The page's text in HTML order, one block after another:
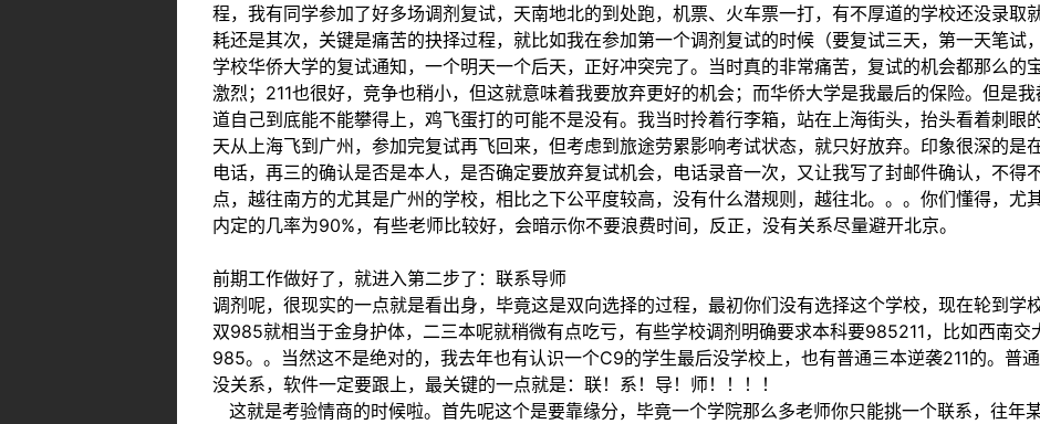
程，我有同学参加了好多场调剂复试，天南地北的到处跑，机票、火车票一打，有不厚道的学校还没录取
耗还是其次，关键是痛苦的抉择过程，就比如我在参加第一个调剂复试的时候（要复试三天，第一天笔试
学校华侨大学的复试通知，一个明天一个后天，正好冲突完了。当时真的非常痛苦，复试的机会都那么
激烈；211也很好，竞争也稍小，但这就意味着我要放弃更好的机会；而华侨大学是我最后的保险。但是
道自己到底能不能攀得上，鸡飞蛋打的可能不是没有。我当时拎着行李箱，站在上海街头，抬头看着刺
天从上海飞到广州，参加完复试再飞回来，但考虑到旅途劳累影响考试状态，就只好放弃。印象很深的
电话，再三的确认是否是本人，是否确定要放弃复试机会，电话录音一次，又让我写了封邮件确认，不
点，越往南方的尤其是广州的学校，相比之下公平度较高，没有什么潜规则，越往北。。。你们懂得，
内定的几率为90%，有些老师比较好，会暗示你不要浪费时间，反正，没有关系尽量避开北京。
前期工作做好了，就进入第二步了：联系导师
调剂呢，很现实的一点就是看出身，毕竟这是双向选择的过程，最初你们没有选择这个学校，现在轮到
双985就相当于金身护体，二三本呢就稍微有点吃亏，有些学校调剂明确要求本科要985211，比如西南
985。。当然这不是绝对的，我去年也有认识一个C9的学生最后没学校上，也有普通三本逆袭211的。普
没关系，软件一定要跟上，最关键的一点就是：联！系！导！师！！！！
这就是考验情商的时候啦。首先呢这个是要靠缘分，毕竟一个学院那么多老师你只能挑一个联系，往年